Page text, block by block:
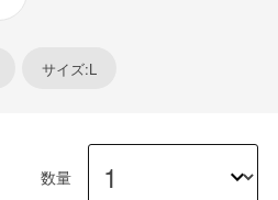
サイズ:L
数量